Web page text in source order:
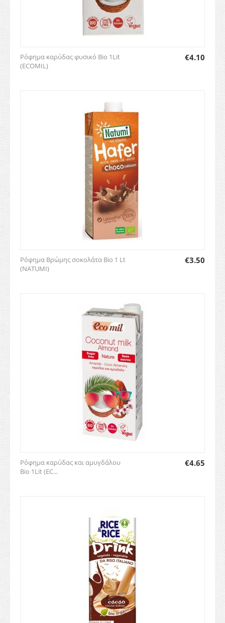
Ρόφημα καρύδας φυσικό Bio 1Lit
(ECOMIL)
€4.10
Ρόφημα Βρώμης σοκολάτα Bio 1 Lt
(NATUMI)
€3.50
Ρόφημα καρύδας και αμυγδάλου
Bio 1Lit (EC...
€4.65